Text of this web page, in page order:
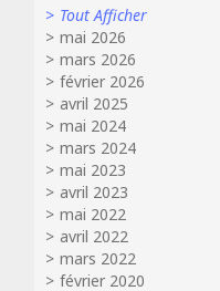
Tout Afficher
mai 2026
mars 2026
février 2026
avril 2025
mai 2024
mars 2024
mai 2023
avril 2023
mai 2022
avril 2022
mars 2022
février 2020